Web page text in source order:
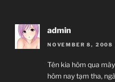
admin
NOVEMBER 8, 2008
Tên kia hôm qua
hôm nay tạm tha,